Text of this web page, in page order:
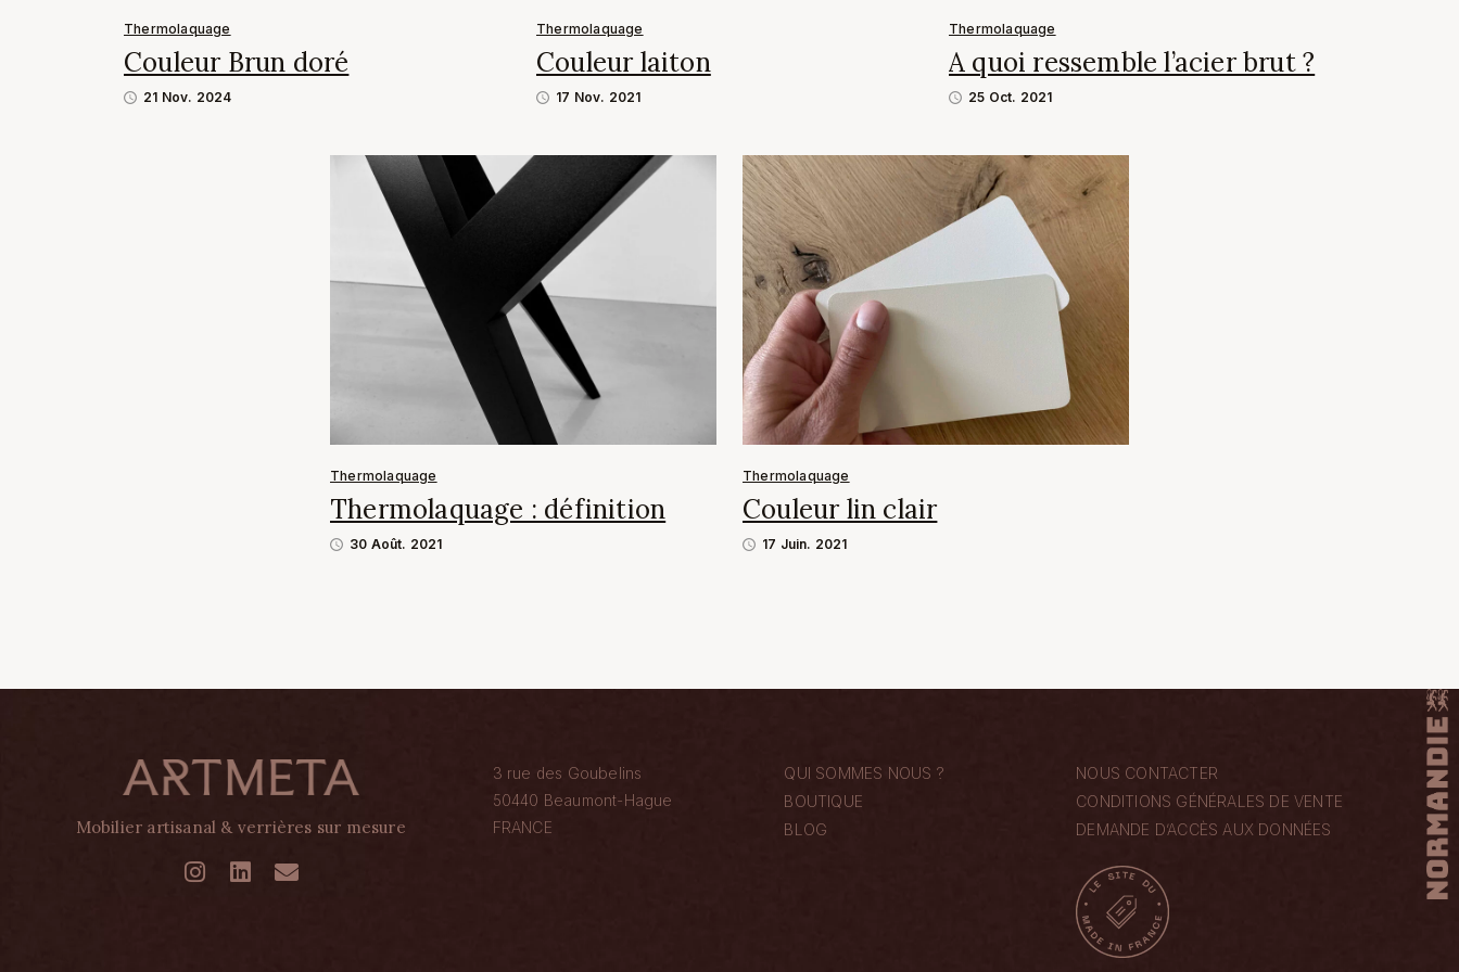
Thermolaquage
Couleur Brun doré
21 Nov. 2024
Thermolaquage
Couleur laiton
17 Nov. 2021
Thermolaquage
A quoi ressemble l’acier brut ?
25 Oct. 2021
Thermolaquage
Thermolaquage : définition
30 Août. 2021
Thermolaquage
Couleur lin clair
17 Juin. 2021
Mobilier artisanal & verrières sur mesure
3 rue des Goubelins
50440 Beaumont-Hague
FRANCE
QUI SOMMES NOUS ?
BOUTIQUE
BLOG
NOUS CONTACTER
CONDITIONS GÉNÉRALES DE VENTE
DEMANDE D’ACCÈS AUX DONNÉES